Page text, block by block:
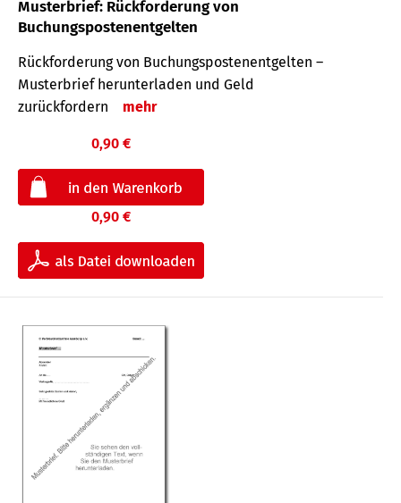
Musterbrief: Rückforderung von
Buchungspostenentgelten
Rückforderung von Buchungspostenentgelten –
Musterbrief herunterladen und Geld
zurückfordern
mehr
0,90 €
0,90 €